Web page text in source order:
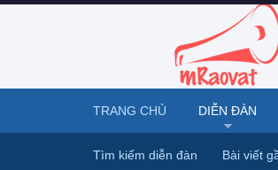
TRANG CHỦ DIỄN ĐÀN
Tìm kiếm diễn đàn Bài viết